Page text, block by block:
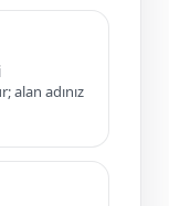
alan adınız